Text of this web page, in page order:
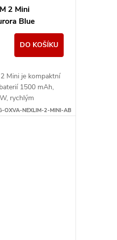
2 Mini
Blue
DO KOŠÍKU
Mini je kompaktní
1500 mAh,
rychlým
C 5V/2A a cartridgí
OXVA-NEXLIM-2-MINI-AB